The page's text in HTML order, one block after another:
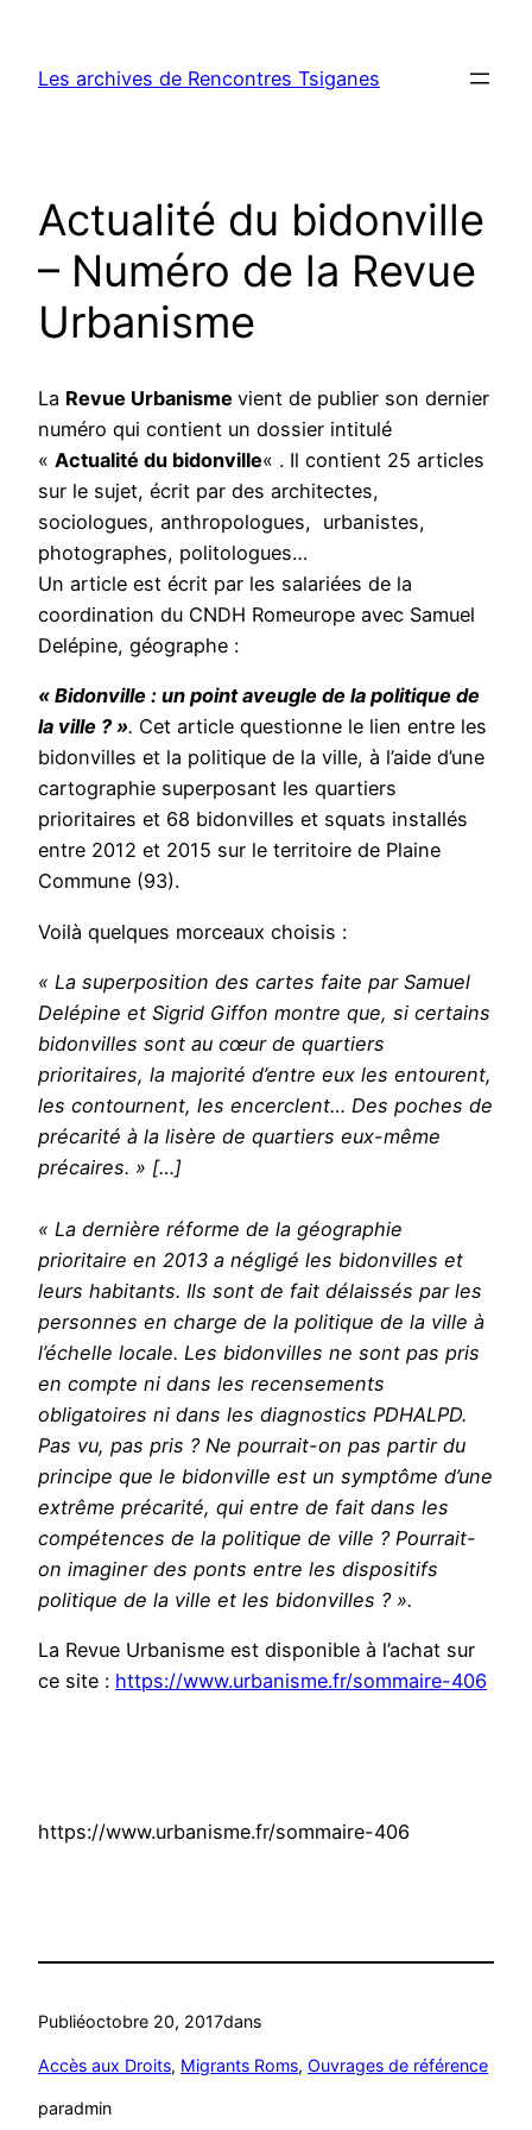
contenu
Les archives de Rencontres Tsiganes
Actualité du bidonville
– Numéro de la Revue
Urbanisme
La Revue Urbanisme vient de publier son dernier
numéro qui contient un dossier intitulé
« Actualité du bidonville« . Il contient 25 articles
sur le sujet, écrit par des architectes,
sociologues, anthropologues, urbanistes,
photographes, politologues…
Un article est écrit par les salariées de la
coordination du CNDH Romeurope avec Samuel
Delépine, géographe :
« Bidonville : un point aveugle de la politique de
la ville ? ». Cet article questionne le lien entre les
bidonvilles et la politique de la ville, à l’aide d’une
cartographie superposant les quartiers
prioritaires et 68 bidonvilles et squats installés
entre 2012 et 2015 sur le territoire de Plaine
Commune (93).
Voilà quelques morceaux choisis :
« La superposition des cartes faite par Samuel
Delépine et Sigrid Giffon montre que, si certains
bidonvilles sont au cœur de quartiers
prioritaires, la majorité d’entre eux les entourent,
les contournent, les encerclent… Des poches de
précarité à la lisère de quartiers eux-même
précaires. » […]
« La dernière réforme de la géographie
prioritaire en 2013 a négligé les bidonvilles et
leurs habitants. Ils sont de fait délaissés par les
personnes en charge de la politique de la ville à
l’échelle locale. Les bidonvilles ne sont pas pris
en compte ni dans les recensements
obligatoires ni dans les diagnostics PDHALPD.
Pas vu, pas pris ? Ne pourrait-on pas partir du
principe que le bidonville est un symptôme d’une
extrême précarité, qui entre de fait dans les
compétences de la politique de ville ? Pourrait-
on imaginer des ponts entre les dispositifs
politique de la ville et les bidonvilles ? ».
La Revue Urbanisme est disponible à l’achat sur
ce site : https://www.urbanisme.fr/sommaire-406
https://www.urbanisme.fr/sommaire-406
Publiéoctobre 20, 2017dans
Accès aux Droits, Migrants Roms, Ouvrages de référence
paradmin